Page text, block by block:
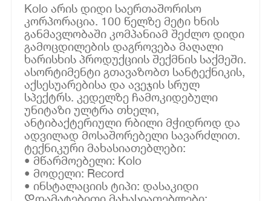
Kolo არის დიდი საერთაშორისო
კორპორაცია. 100 წელზე მეტი ხნის
განმავლობაში კომპანიამ შეძლო დიდი
გამოცდილების დაგროვება მაღალი
ხარისხის პროდუქციის შექმნის საქმეში.
ასორტიმენტი გთავაზობთ სანტექნიკის,
აქსესუარებისა და ავეჯის სრულ
სპექტრს. კედელზე ჩამოკიდებული
უნიტაზი ულტრა თხელი,
ანტიბაქტერიული რბილი მჭიდროდ და
ადვილად მოსაშორებელი სავარძლით.
ტექნიკური მახასიათებლები:
• მწარმოებელი: Kolo
• მოდელი: Record
• ინსტალაციის ტიპი: დასაკიდი
Დდამატებითი მახასიათებლები: